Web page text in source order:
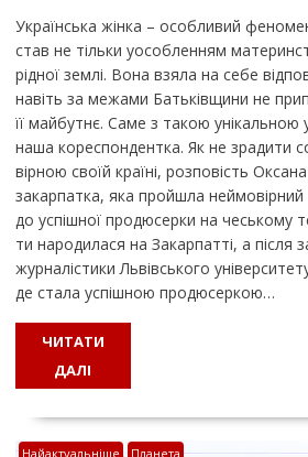
Українська жінка – особливий
став не тільки уособленням
рідної землі. Вона взяла на себе
навіть за межами Батьківщини не
її майбутнє. Саме з такою
наша кореспондентка. Як не зрадити
вірною своїй країні, розповість
закарпатка, яка пройшла неймовірний
до успішної продюсерки на чеському
ти народилася на Закарпатті, а після
журналістики Львівського
де стала успішною продюсеркою…
ЧИТАТИ
ДАЛІ
Найактуальніше Планета